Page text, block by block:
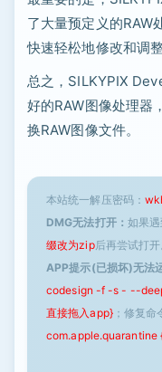
了大量预定义的RAW
快速轻松地修改和调整
总之，SILKYPIX
好的RAW图像处理器
换RAW图像文件。
本站统一解压密码：
DMG无法打开： 如果
缀改为zip后再尝试打开
APP提示(已损坏)无法
codesign -f -s - --
直接拖入app}；修复命
com.apple.quarantine